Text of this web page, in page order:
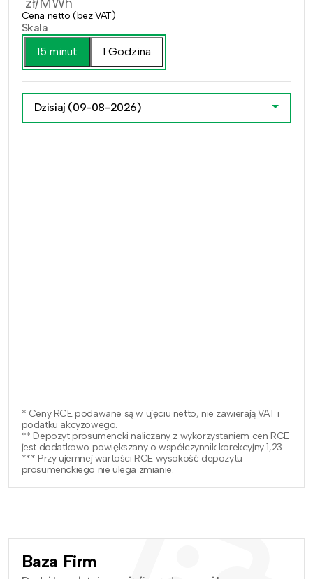
Cena netto (bez VAT)
Skala
15 minut
1 Godzina
Dzisiaj (09-08-2026)
* Ceny RCE podawane są w ujęciu netto, nie zawierają VAT i
podatku akcyzowego.
** Depozyt prosumencki naliczany z wykorzystaniem cen RCE
jest dodatkowo powiększany o współczynnik korekcyjny 1,23.
*** Przy ujemnej wartości RCE wysokość depozytu
prosumenckiego nie ulega zmianie.
Baza Firm